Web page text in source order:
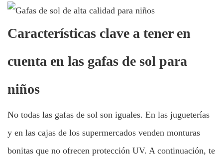
Características clave a tener en
cuenta en las gafas de sol para
niños
No todas las gafas de sol son iguales. En las jugueterías
y en las cajas de los supermercados venden monturas
bonitas que no ofrecen protección UV. A continuación, te